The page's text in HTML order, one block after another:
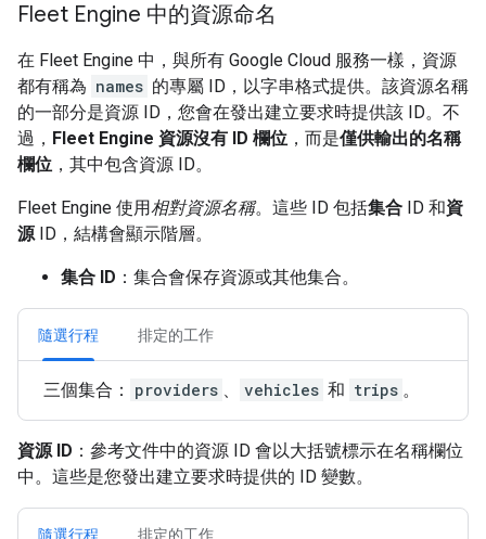
Fleet Engine 中的資源命名
在 Fleet Engine 中，與所有 Google Cloud 服務一樣，資源
都有稱為 names 的專屬 ID，以字串格式提供。該資源名稱
的一部分是資源 ID，您會在發出建立要求時提供該 ID。不
過， Fleet Engine 資源沒有 ID 欄位 ，而是僅供輸出的名稱
欄位 ，其中包含資源 ID。
Fleet Engine 使用相對資源名稱。這些 ID 包括集合 ID 和資
源ID，結構會顯示階層。
集合 ID ：集合會保存資源或其他集合。
隨選行程 排定的工作
三個集合： providers 、 vehicles 和 trips 。
資源 ID ：參考文件中的資源 ID 會以大括號標示在名稱欄位
中。這些是您發出建立要求時提供的 ID 變數。
隨選行程 排定的工作